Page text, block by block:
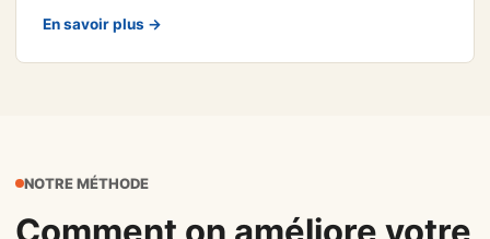
En savoir plus →
NOTRE MÉTHODE
Comment on améliore votre